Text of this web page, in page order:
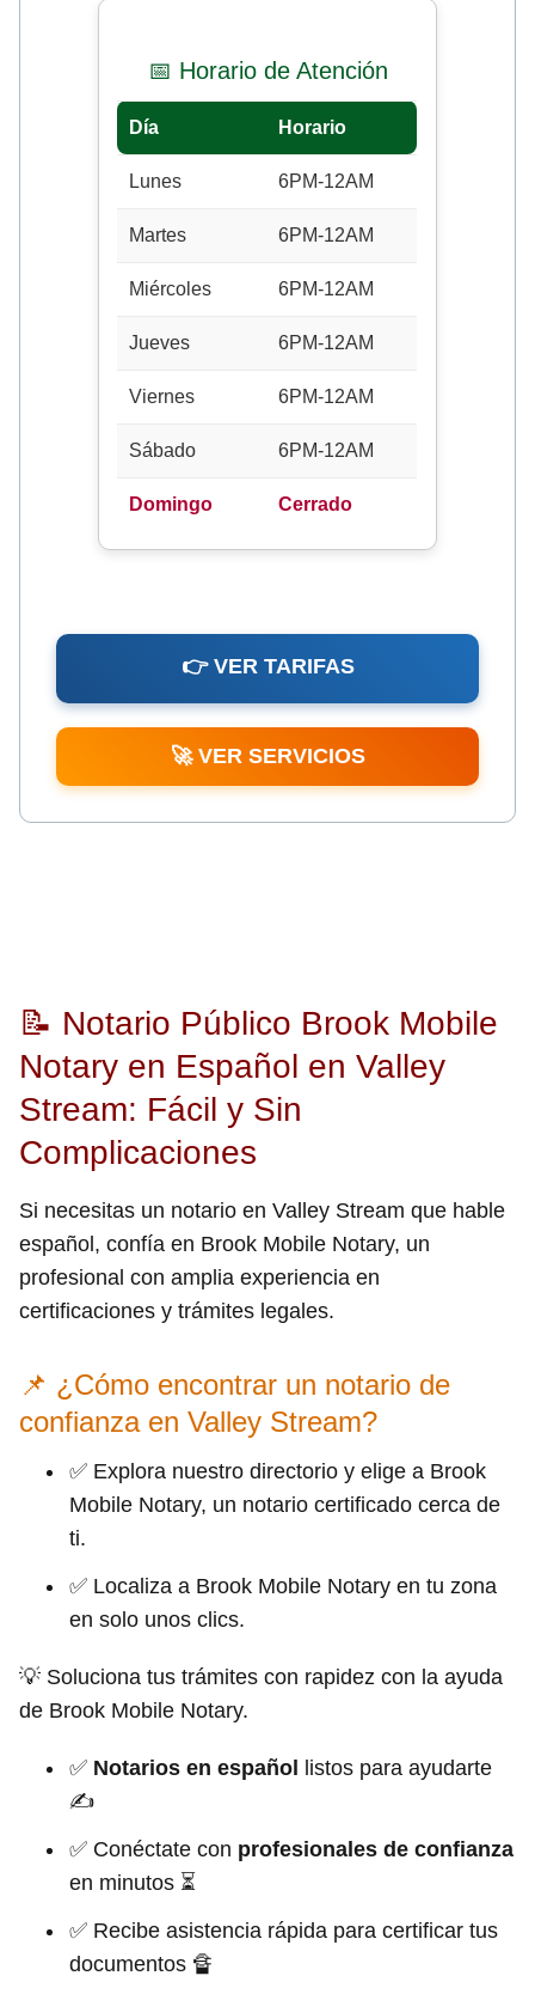
📅 Horario de Atención
Día Horario
Lunes 6PM-12AM
Martes 6PM-12AM
Miércoles 6PM-12AM
Jueves 6PM-12AM
Viernes 6PM-12AM
Sábado 6PM-12AM
Domingo Cerrado
👉 VER TARIFAS
🚀 VER SERVICIOS
📝 Notario Público Brook Mobile
Notary en Español en Valley
Stream: Fácil y Sin
Complicaciones
Si necesitas un notario en Valley Stream que hable
español, confía en Brook Mobile Notary, un
profesional con amplia experiencia en
certificaciones y trámites legales.
📌 ¿Cómo encontrar un notario de
confianza en Valley Stream?
✅ Explora nuestro directorio y elige a Brook
Mobile Notary, un notario certificado cerca de
ti.
✅ Localiza a Brook Mobile Notary en tu zona
en solo unos clics.
💡 Soluciona tus trámites con rapidez con la ayuda
de Brook Mobile Notary.
✅ Notarios en español
listos para ayudarte
✍
✅ Conéctate con profesionales de confianza
en minutos ⏳
✅ Recibe asistencia rápida para certificar tus
documentos 🔏